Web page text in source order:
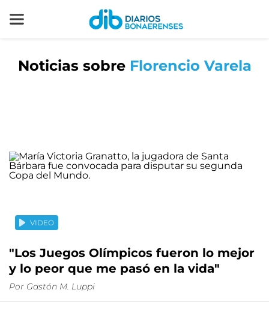
Noticias sobre Florencio Varela
VIDEO
"Los Juegos Olímpicos fueron lo mejor
y lo peor que me pasó en la vida"
Por Gastón M. Luppi